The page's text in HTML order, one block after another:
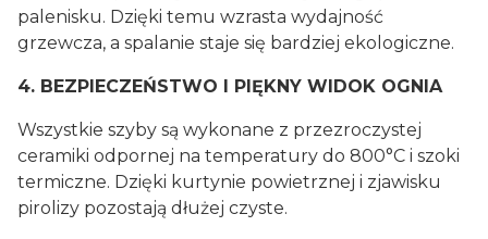
palenisku. Dzięki temu wzrasta wydajność
grzewcza, a spalanie staje się bardziej ekologiczne.
4. BEZPIECZEŃSTWO I PIĘKNY WIDOK OGNIA
Wszystkie szyby są wykonane z przezroczystej
ceramiki odpornej na temperatury do 800°C i szoki
termiczne. Dzięki kurtynie powietrznej i zjawisku
pirolizy pozostają dłużej czyste.